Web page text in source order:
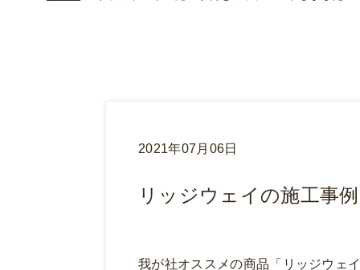
2021年07月06日
リッジウェイの施工事
我が社オススメの商品「リッジウェ